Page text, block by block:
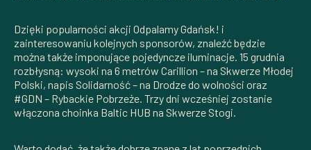
Dzięki popularności akcji Odpalamy Gdańsk! i
zainteresowaniu kolejnych sponsorów, znaleźć będzie
można także imponujące pojedyncze iluminacje. 15 grudnia
rozbłysną: wysoki na 6 metrów Carillion – na Skwerze Młodej
Polski, napis Solidarność – na Drodze do wolności oraz
#GDN – Rybackie Pobrzeże. Trzy dni wcześniej zostanie
włączona choinka Baltic HUB na Skwerze Stogi.